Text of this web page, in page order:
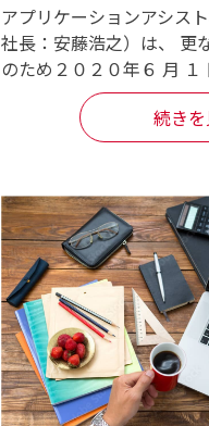
アプリケーションアシス
社長：安藤浩之）は、 更
のため２０２０年６ 月
続き